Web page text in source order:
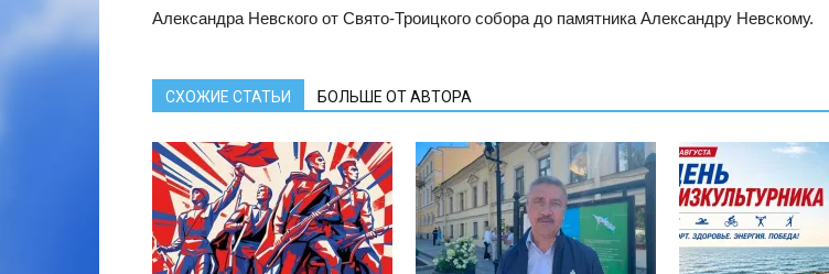
Александра Невского от Свято-Троицкого собора до памятника Александру Невскому.
СХОЖИЕ СТАТЬИ БОЛЬШЕ ОТ АВТОРА